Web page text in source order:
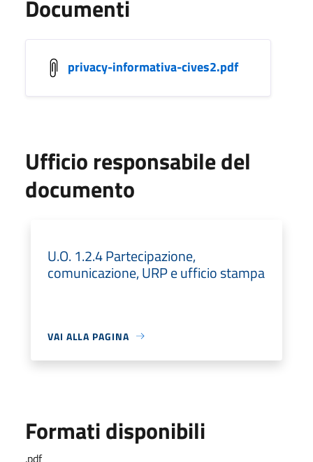
Documenti
privacy-informativa-cives2.pdf
Ufficio responsabile del
documento
U.O. 1.2.4 Partecipazione,
comunicazione, URP e ufficio stampa
VAI ALLA PAGINA
Formati disponibili
.pdf